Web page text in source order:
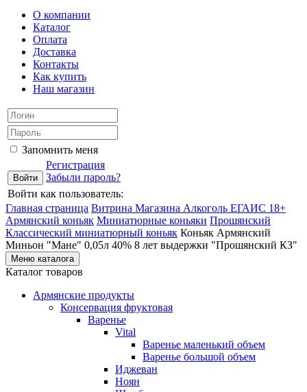
О компании
Каталог
Оплата
Доставка
Контакты
Как купить
Наш магазин
Запомнить меня
Регистрация
Забыли пароль?
Войти как пользователь:
Главная страница Витрина Магазина Алкоголь ЕГАИС 18+
Армянский коньяк Миниатюрные коньяки Прошянский
Классический миниатюрный коньяк Коньяк Армянский
Миньон "Мане" 0,05л 40% 8 лет выдержки "Прошянский КЗ"
Меню каталога
Каталог товаров
Армянские продукты
Консервация фруктовая
Варенье
Vital
Варенье маленький объем
Варенье большой объем
Иджеван
Ноян